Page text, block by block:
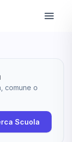
comune o
Scuola